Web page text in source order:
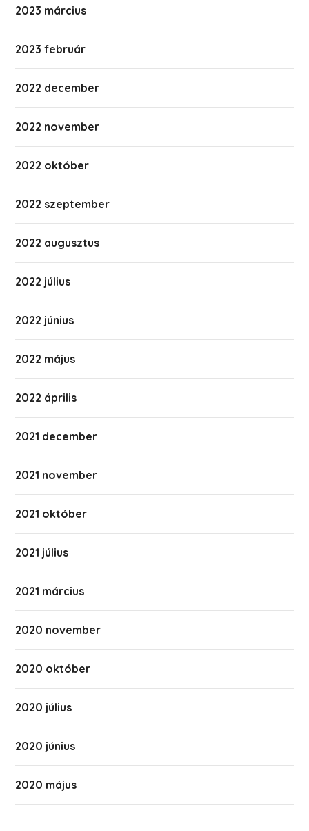
2023 március
2023 február
2022 december
2022 november
2022 október
2022 szeptember
2022 augusztus
2022 július
2022 június
2022 május
2022 április
2021 december
2021 november
2021 október
2021 július
2021 március
2020 november
2020 október
2020 július
2020 június
2020 május